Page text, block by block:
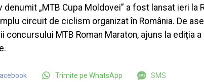
„MTB Cupa Moldovei” a fost lansat ieri la
circuit de ciclism organizat în România. De
concursului MTB Roman Maraton, ajuns la ediția a
Trimite pe WhatsApp SMS